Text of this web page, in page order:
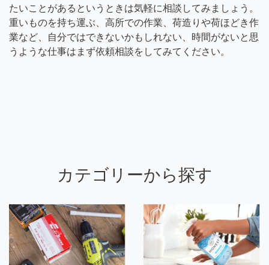
たいことがあるというときは気軽に相談してみましょう。
重いものを持ち運ぶ、高所での作業、荷造りや荷ほどき作
業など、自分ではできないかもしれない、時間がないと思
うような仕事はまず依頼相談をしてみてください。
カテゴリーから探す